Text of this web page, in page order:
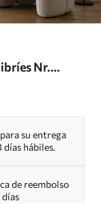
Nr.
su entrega
días hábiles.
de reembolso